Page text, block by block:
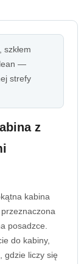
—
strefy
z
kabina
posadzce.
do kabiny,
gdzie liczy się